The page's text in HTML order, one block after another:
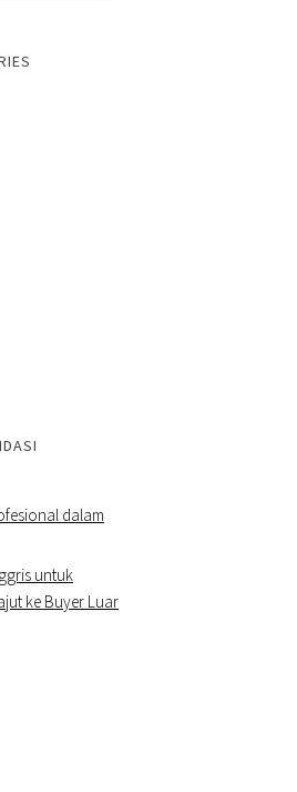
dalam
untuk
ke Buyer Luar